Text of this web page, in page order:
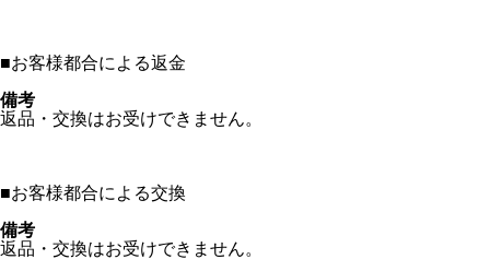
■お客様都合による返金
備考
返品・交換はお受けできません。
■お客様都合による交換
備考
返品・交換はお受けできません。